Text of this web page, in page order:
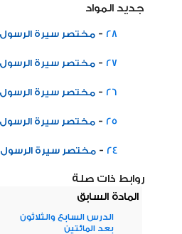
جديد المواد
28
- مختصر سيرة
27
- مختصر سيرة
26
- مختصر سيرة
25
- مختصر سيرة
24
- مختصر سيرة
روابط ذات صلة
المادة السابق
الدرس السابع والثلاثون
بعد المائتين